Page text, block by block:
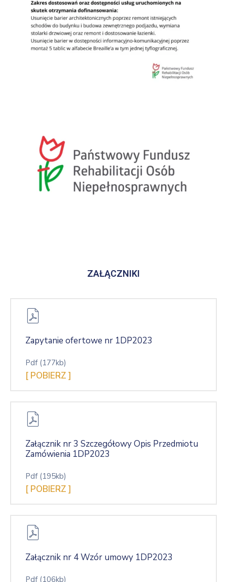
ZAŁĄCZNIKI
Zapytanie ofertowe nr 1DP2023
Pdf (177kb)
[ POBIERZ ]
Załącznik nr 3 Szczegółowy Opis Przedmiotu
Zamówienia 1DP2023
Pdf (195kb)
[ POBIERZ ]
Załącznik nr 4 Wzór umowy 1DP2023
Pdf (106kb)